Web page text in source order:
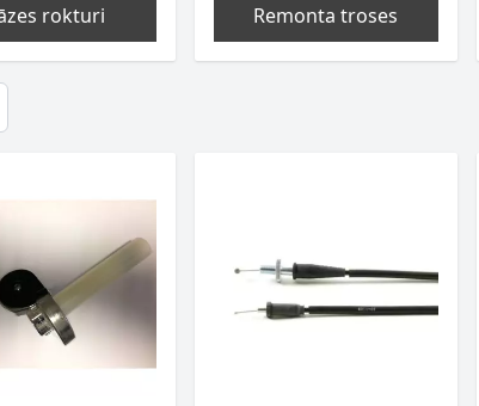
rokturi Remonta troses